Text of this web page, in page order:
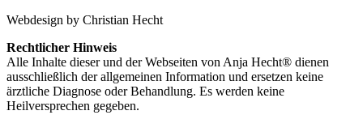
Webdesign by Christian Hecht
Rechtlicher Hinweis
Alle Inhalte dieser und der Webseiten von Anja Hecht® dienen
ausschließlich der allgemeinen Information und ersetzen keine
ärztliche Diagnose oder Behandlung. Es werden keine
Heilversprechen gegeben.